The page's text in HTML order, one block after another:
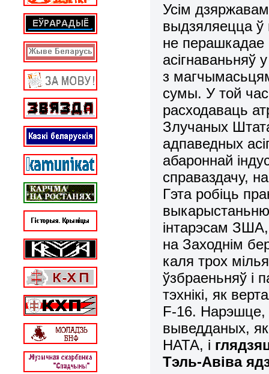
Усім
выдзяляецца ў
не перашкадае
асігнаваньняў
з
сумы. У той
расходаваць
Злучаных
адпаведных
абароннай
справаздачу,
Гэта робіць
інтарэсам
на Заходнім
каля трох
ўзбраеньняў і
тэхнікі, як
F-16. Нарэшце,
выведданых,
НАТА, і
Тэль-Авіва